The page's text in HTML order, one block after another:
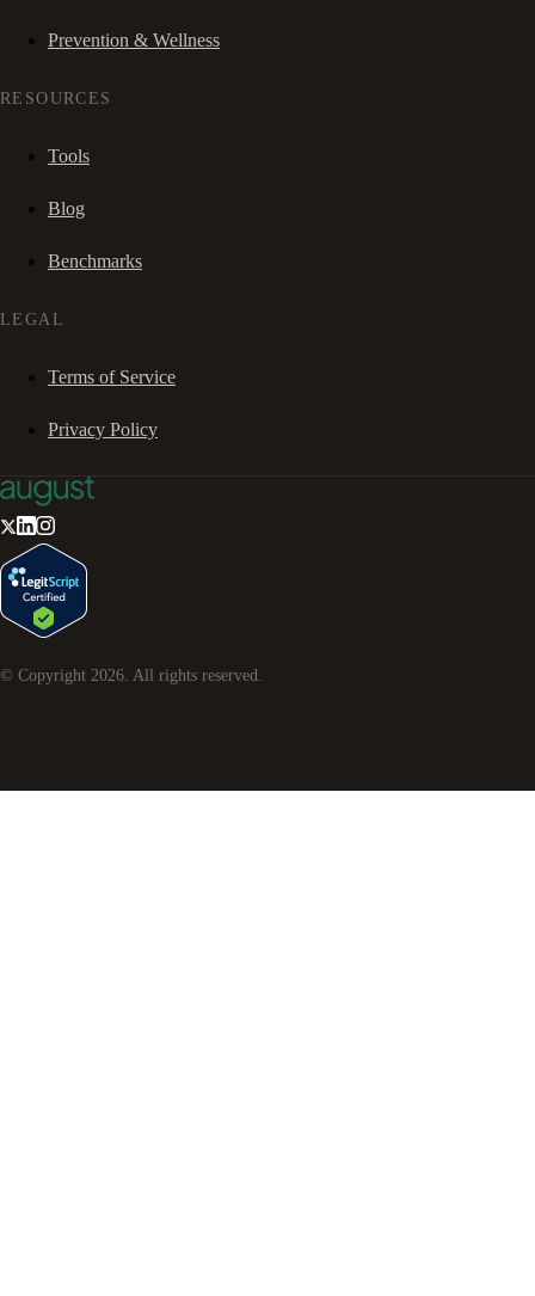
Prevention & Wellness
RESOURCES
Tools
Blog
Benchmarks
LEGAL
Terms of Service
Privacy Policy
© Copyright 2026 . All rights reserved.